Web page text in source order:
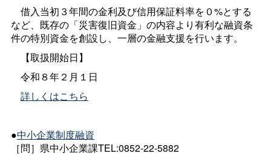
借入当初３年間の金利及び信用保証料率を０%とする
など、既存の「災害復旧資金」の内容より有利な融資条
件の特別資金を創設し、一層の金融支援を行います。
【取扱開始日】
令和８年２月１日
詳しくはこちら
●中小企業制度融資
［問］県中小企業課TEL:0852-22-5882